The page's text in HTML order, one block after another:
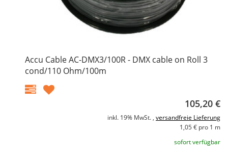
Accu Cable AC-DMX3/100R - DMX cable on Roll 3
cond/110 Ohm/100m
105,20 €
inkl. 19% MwSt. , versandfreie Lieferung
1,05 € pro 1 m
sofort verfügbar